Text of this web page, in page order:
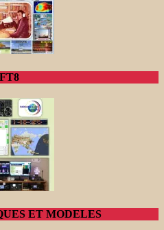
ET MODELES